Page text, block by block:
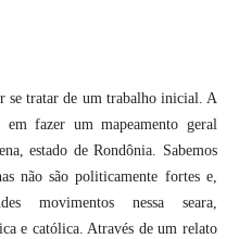
se tratar de um trabalho inicial. A
em fazer um mapeamento geral
estado de Rondônia. Sabemos
não são politicamente fortes e,
movimentos nessa seara,
e católica. Através de um relato